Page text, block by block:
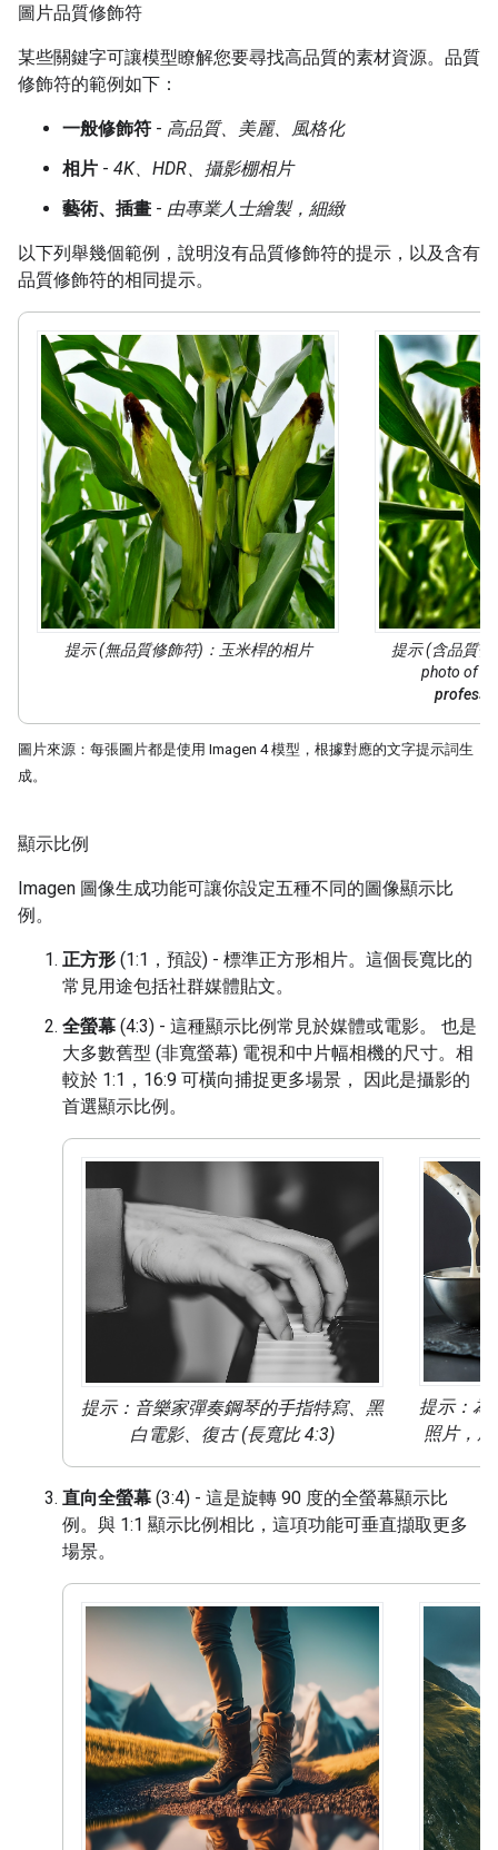
圖片品質修飾符
某些關鍵字可讓模型瞭解您要尋找高品質的素材資源。品質
修飾符的範例如下：
一般修飾符 - 高品質、美麗、風格化
相片 - 4K、HDR、攝影棚相片
藝術、插畫 - 由專業人士繪製，細緻
以下列舉幾個範例，說明沒有品質修飾符的提示，以及含有
品質修飾符的相同提示。
提示 (無品質修飾符)：玉米桿的相片
提示 (含品質
photo of a
圖片來源：每張圖片都是使用 Imagen 4 模型，根據對應的文字提示詞生
成。
顯示比例
Imagen 圖像生成功能可讓你設定五種不同的圖像顯示比
例。
正方形 (1:1，預設) - 標準正方形相片。這個長寬比的
常見用途包括社群媒體貼文。
全螢幕 (4:3) - 這種顯示比例常見於媒體或電影。 也是
大多數舊型 (非寬螢幕) 電視和中片幅相機的尺寸。相
較於 1:1，16:9 可橫向捕捉更多場景， 因此是攝影的
首選顯示比例。
提示：音樂家彈奏鋼琴的手指特寫、黑
白電影、復古 (長寬比 4:3)
提示：為
照片，
直向全螢幕 (3:4) - 這是旋轉 90 度的全螢幕顯示比
例。與 1:1 顯示比例相比，這項功能可垂直擷取更多
場景。